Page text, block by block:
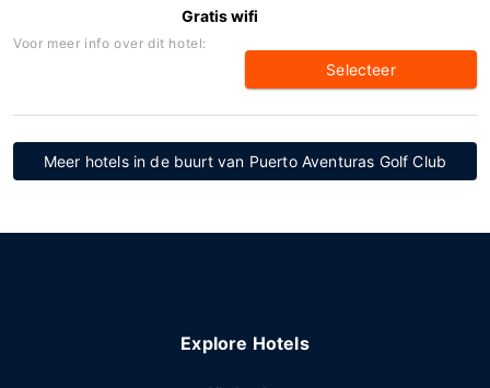
Gratis wifi
Voor meer info over dit hotel:
Selecteer
Meer hotels in de buurt van Puerto Aventuras Golf Club
Explore Hotels